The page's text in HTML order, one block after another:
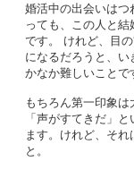
婚活中の出会いはつ
っても、この人と
です。 けれど、目
になるだろうと、
かなか難しいことで
もちろん第一印象
「声がすてきだ」
ます。けれど、そ
と。